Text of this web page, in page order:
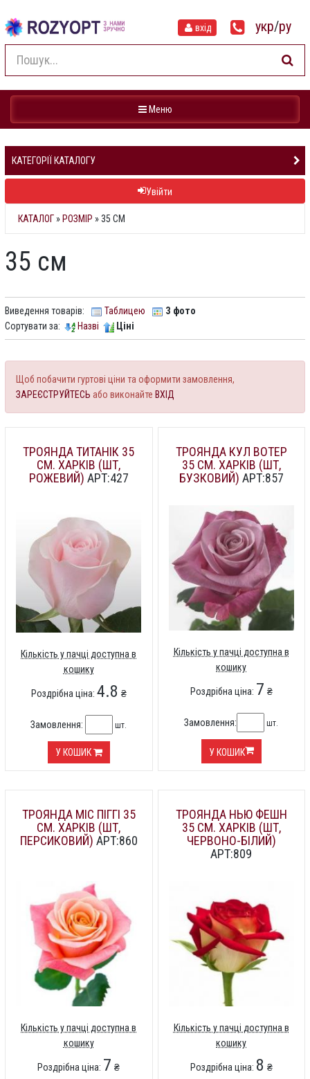
вхід укр/ру
Навігація
Меню
КАТЕГОРІЇ КАТАЛОГУ
Увійти
КАТАЛОГ » РОЗМІР » 35 СМ
35 см
Виведення товарів: Таблицею
З фото
Сортувати за:
Назві Ціні
Щоб побачити гуртові ціни та оформити замовлення,
ЗАРЕЄСТРУЙТЕСЬ або виконайте ВХІД
ТРОЯНДА ТИТАНІК 35
СМ. ХАРКІВ (ШТ,
РОЖЕВИЙ) АРТ:427
Кількість у пачці доступна в
кошику
Роздрібна ціна: 4.8 ₴
Замовлення: шт.
У КОШИК
ТРОЯНДА КУЛ ВОТЕР
35 СМ. ХАРКІВ (ШТ,
БУЗКОВИЙ) АРТ:857
Кількість у пачці доступна в
кошику
Роздрібна ціна: 7 ₴
Замовлення: шт.
У КОШИК
ТРОЯНДА МІС ПІГГІ 35
СМ. ХАРКІВ (ШТ,
ПЕРСИКОВИЙ) АРТ:860
Кількість у пачці доступна в
кошику
Роздрібна ціна: 7 ₴
ТРОЯНДА НЬЮ ФЕШН
35 СМ. ХАРКІВ (ШТ,
ЧЕРВОНО-БІЛИЙ)
АРТ:809
Кількість у пачці доступна в
кошику
Роздрібна ціна: 8 ₴